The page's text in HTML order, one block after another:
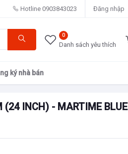
Hotline 0903843023 Đăng nhập
0
Danh sách yêu thích
ký nhà bán
(24 INCH) - MARTIME BLUE